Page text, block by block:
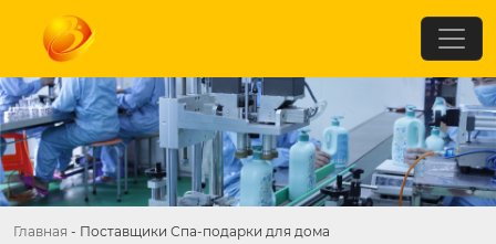
Главная - Поставщики Спа-подарки для дома